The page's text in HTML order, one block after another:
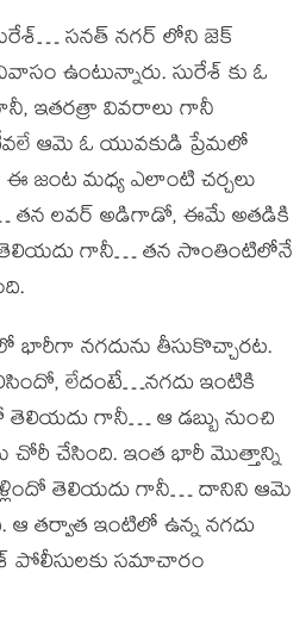
సనత్ నగర్ లోని జెక్
ఉంటున్నారు. సురేశ్ కు ఓ
ఇతరత్రా వివరాలు గానీ
ఆమె ఓ యువకుడి ప్రేమలో
జంట మధ్య ఎలాంటి చర్చలు
లవర్ అడిగాడో, ఈమే అతడికి
గానీ… తన సొంతింటిలోనే
భారీగా నగదును తీసుకొచ్చారట.
లేదంటే…నగదు ఇంటికి
తెలియదు గానీ… ఆ డబ్బు నుంచి
చోరీ చేసింది. ఇంత భారీ మొత్తాన్ని
తెలియదు గానీ… దానిని ఆమె
ఆ తర్వాత ఇంటిలో ఉన్న నగదు
పోలీసులకు సమాచారం